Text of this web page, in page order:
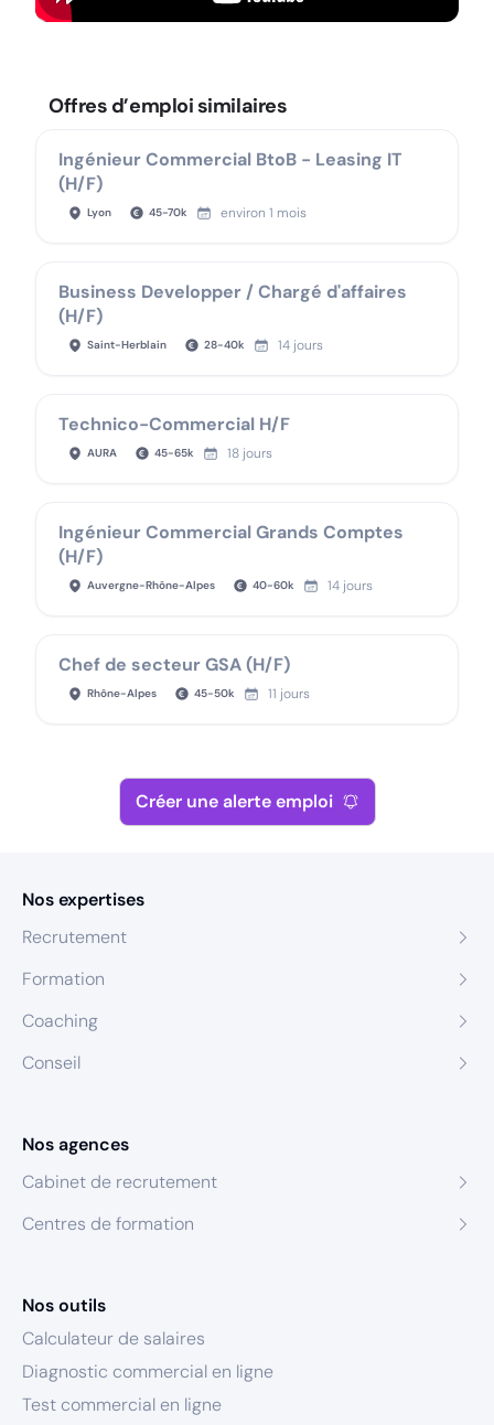
Offres d’emploi similaires
Ingénieur Commercial BtoB - Leasing IT
(H/F)
Lyon 45-70k environ 1 mois
Business Developper / Chargé d'affaires
(H/F)
Saint-Herblain 28-40k 14 jours
Technico-Commercial H/F
AURA 45-65k 18 jours
Ingénieur Commercial Grands Comptes
(H/F)
Auvergne-Rhône-Alpes 40-60k 14 jours
Chef de secteur GSA (H/F)
Rhône-Alpes 45-50k 11 jours
Créer une alerte emploi
Nos expertises
Recrutement
Formation
Coaching
Conseil
Nos agences
Cabinet de recrutement
Centres de formation
Nos outils
Calculateur de salaires
Diagnostic commercial en ligne
Test commercial en ligne